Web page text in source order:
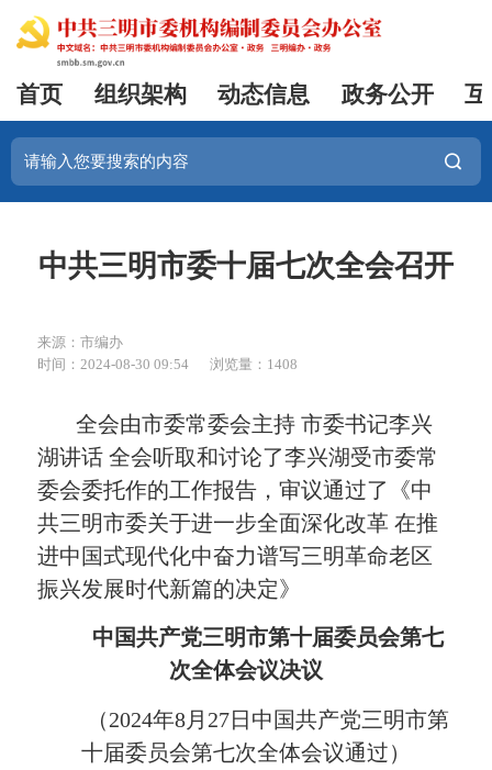
首页 组织架构 动态信息 政务公开
中共三明市委十届七次全会召开
来源：市编办
时间：2024-08-30 09:54
浏览量：1408
全会由市委常委会主持 市委书记李兴
湖讲话 全会听取和讨论了李兴湖受市委常
委会委托作的工作报告，审议通过了《中
共三明市委关于进一步全面深化改革 在推
进中国式现代化中奋力谱写三明革命老区
振兴发展时代新篇的决定》
中国共产党三明市第十届委员会第七
次全体会议决议
（2024年8月27日中国共产党三明市第
十届委员会第七次全体会议通过）